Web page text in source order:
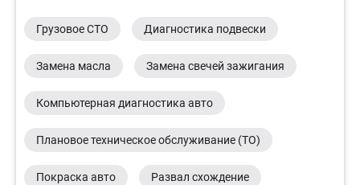
Грузовое СТО Диагностика подвески
Замена масла Замена свечей зажигания
Компьютерная диагностика авто
Плановое техническое обслуживание (ТО)
Покраска авто Развал схождение